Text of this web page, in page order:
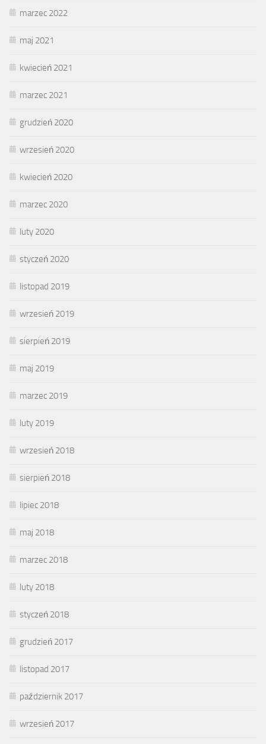
marzec 2022
maj 2021
kwiecień 2021
marzec 2021
grudzień 2020
wrzesień 2020
kwiecień 2020
marzec 2020
luty 2020
styczeń 2020
listopad 2019
wrzesień 2019
sierpień 2019
maj 2019
marzec 2019
luty 2019
wrzesień 2018
sierpień 2018
lipiec 2018
maj 2018
marzec 2018
luty 2018
styczeń 2018
grudzień 2017
listopad 2017
październik 2017
wrzesień 2017